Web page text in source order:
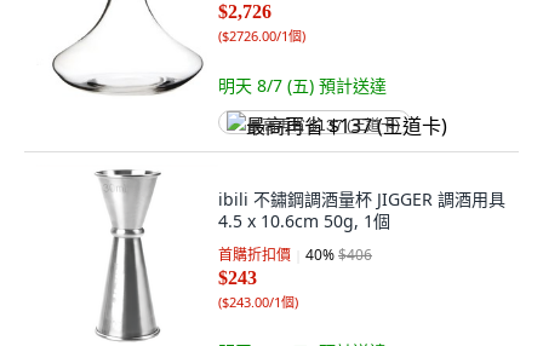
$2,726
($2726.00/1個)
明天 8/7 (五) 預計送達
最高再省 $137 (王道卡)
ibili 不鏽鋼調酒量杯 JIGGER 調酒用具
4.5 x 10.6cm 50g, 1個
首購折扣價 40%$406
$243
($243.00/1個)